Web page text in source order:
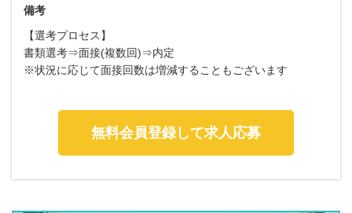
備考
【選考プロセス】
書類選考⇒面接(複数回)⇒内定
※状況に応じて面接回数は増減することもございます
無料会員登録して求人応募